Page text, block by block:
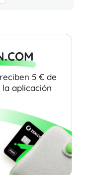
5 € de
la aplicación